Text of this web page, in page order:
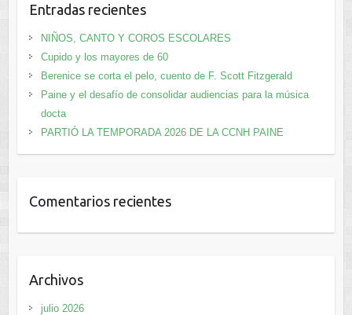
Entradas recientes
NIÑOS, CANTO Y COROS ESCOLARES
Cupido y los mayores de 60
Berenice se corta el pelo, cuento de F. Scott Fitzgerald
Paine y el desafío de consolidar audiencias para la música
docta
PARTIÓ LA TEMPORADA 2026 DE LA CCNH PAINE
Comentarios recientes
Archivos
julio 2026